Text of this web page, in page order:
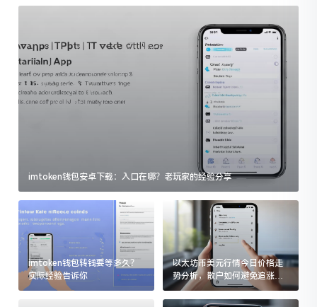
imtoken钱包安卓下载：入口在哪？老玩家的经验分享
imtoken钱包转钱要等多久？
实际经验告诉你
以太坊币美元行情今日价格走
势分析，散户如何避免追涨杀
跌被套牢